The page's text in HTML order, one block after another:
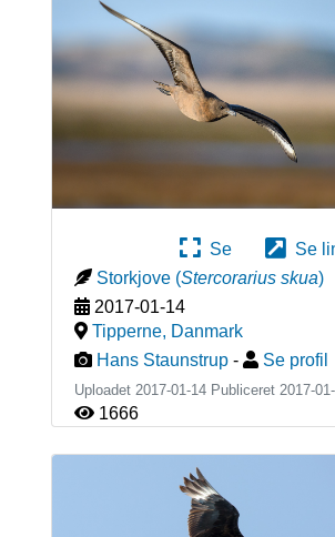
Se
Se
Storkjove (Stercorarius skua)
2017-01-14
Tipperne, Danmark
Hans Staunstrup - Se profil
Uploadet 2017-01-14 Publiceret 2017-
1666